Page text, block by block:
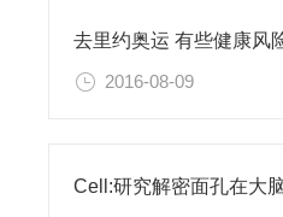
2016-08-09